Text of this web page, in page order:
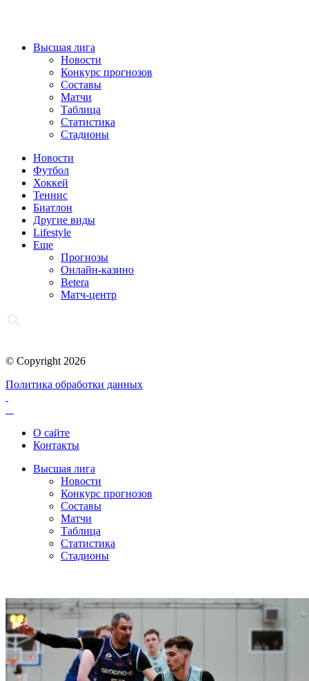
Высшая лига
Новости
Конкурс прогнозов
Составы
Матчи
Таблица
Статистика
Стадионы
Новости
Футбол
Хоккей
Теннис
Биатлон
Другие виды
Lifestyle
Еще
Прогнозы
Онлайн-казино
Betera
Матч-центр
© Copyright 2026
Политика обработки данных
О сайте
Контакты
Высшая лига
Новости
Конкурс прогнозов
Составы
Матчи
Таблица
Статистика
Стадионы